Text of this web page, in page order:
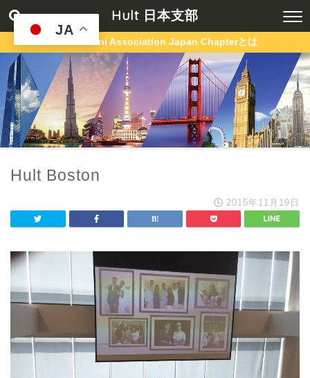
Hult 日本支部
Hult Alumni Association Japan Chapterとは
Hult Boston
2015年11月19日
JA